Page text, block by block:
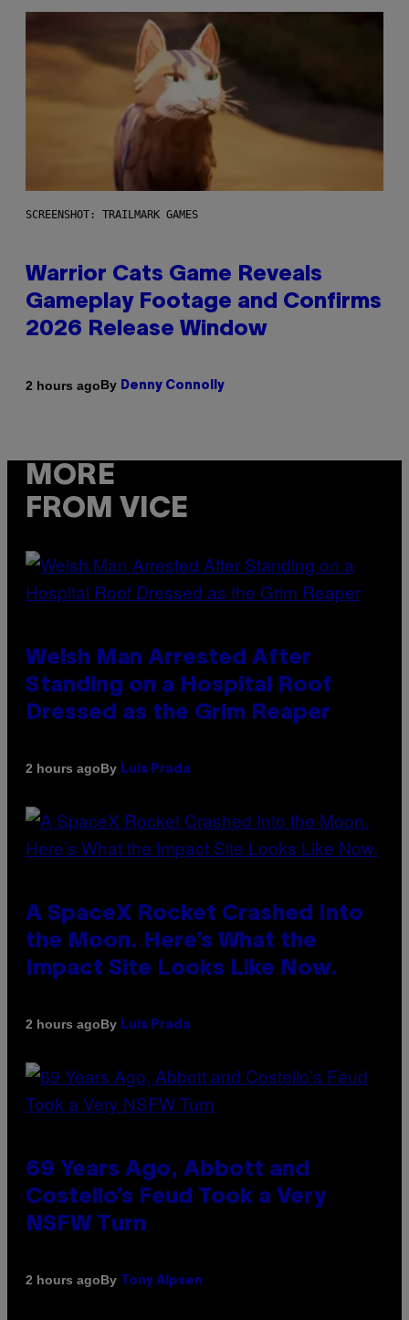
SCREENSHOT: TRAILMARK GAMES
Warrior Cats Game Reveals
Gameplay Footage and Confirms
2026 Release Window
2 hours agoBy Denny Connolly
MORE
FROM VICE
Welsh Man Arrested After
Standing on a Hospital Roof
Dressed as the Grim Reaper
2 hours agoBy Luis Prada
A SpaceX Rocket Crashed Into
the Moon. Here’s What the
Impact Site Looks Like Now.
2 hours agoBy Luis Prada
69 Years Ago, Abbott and
Costello’s Feud Took a Very
NSFW Turn
2 hours agoBy Tony Alpsen